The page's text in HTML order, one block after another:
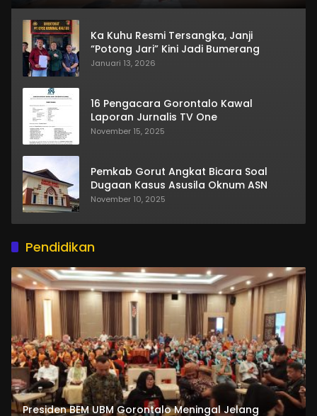
Ka Kuhu Resmi Tersangka, Janji
“Potong Jari” Kini Jadi Bumerang
Januari 13, 2026
16 Pengacara Gorontalo Kawal
Laporan Jurnalis TV One
November 15, 2025
Pemkab Gorut Angkat Bicara Soal
Dugaan Kasus Asusila Oknum ASN
November 10, 2025
Pendidikan
Presiden BEM UBM Gorontalo Meningal Jelang